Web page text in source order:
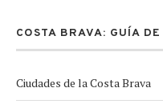
COSTA BRAVA: GUÍA
Ciudades de la Costa Brava